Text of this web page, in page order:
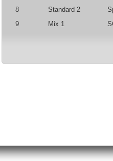
8
Standard 2
9
Mix 1